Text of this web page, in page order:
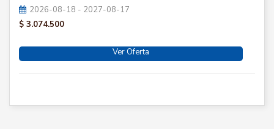
2026-08-18 - 2027-08-17
$ 3.074.500
Ver Oferta